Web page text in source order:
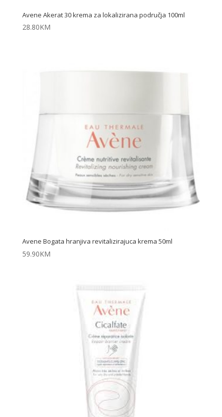
Avene Akerat 30 krema za lokalizirana područja 100ml
28.80KM
Avene Bogata hranjiva revitalizirajuca krema 50ml
59.90KM